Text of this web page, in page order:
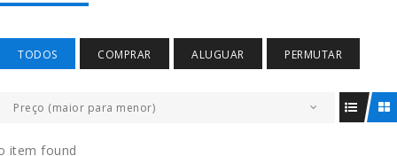
TODOS COMPRAR ALUGUAR PERMUTAR
Preço (maior para menor)
item found